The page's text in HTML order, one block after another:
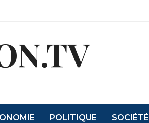
POLITIQUE SOCIÉTÉ